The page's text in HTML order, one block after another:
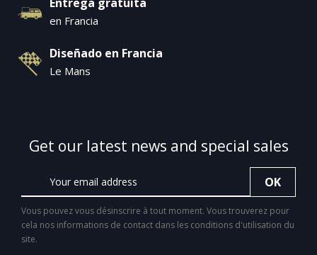
en Francia
Diseñado en Francia
Le Mans
Get our latest news and special sales
Vous pouvez vous désinscrire à tout moment. Vous trouverez pour
cela nos informations de contact dans les conditions d'utilisation du
site.